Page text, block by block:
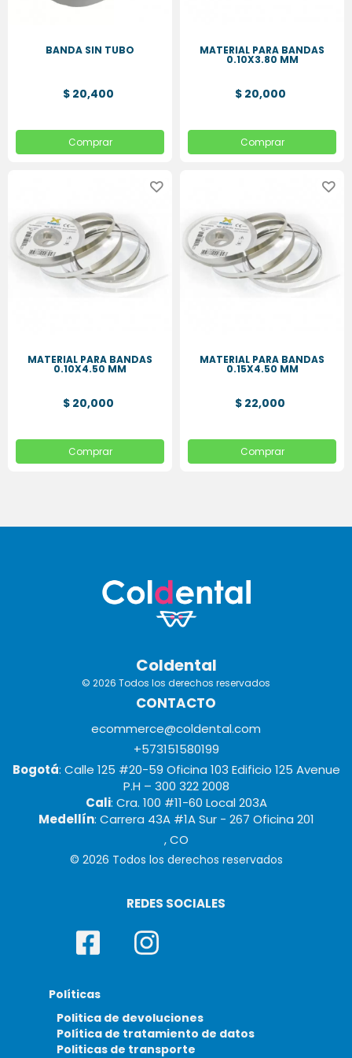
BANDA SIN TUBO
$ 20,400
Comprar
MATERIAL PARA BANDAS
0.10X3.80 MM
$ 20,000
Comprar
MATERIAL PARA BANDAS
0.10X4.50 MM
$ 20,000
Comprar
MATERIAL PARA BANDAS
0.15X4.50 MM
$ 22,000
Comprar
Coldental
© 2026 Todos los derechos reservados
CONTACTO
ecommerce@coldental.com
+573151580199
Bogotá: Calle 125 #20-59 Oficina 103 Edificio 125 Avenue
P.H – 300 322 2008
Cali: Cra. 100 #11-60 Local 203A
Medellín: Carrera 43A #1A Sur - 267 Oficina 201
, CO
© 2026 Todos los derechos reservados
REDES SOCIALES
Políticas
Politica de devoluciones
Política de tratamiento de datos
Politicas de transporte